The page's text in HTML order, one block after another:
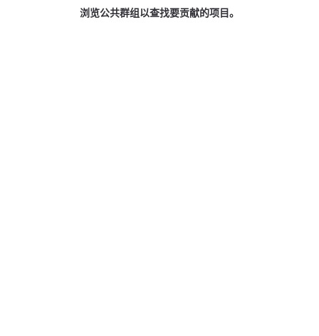
浏览公共群组以查找要贡献的项目。